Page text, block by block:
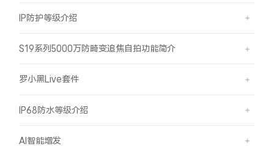
IP防护等级介绍
S19系列5000万防畸变追焦自拍功能简介
罗小黑Live套件
IP68防水等级介绍
AI智能增发